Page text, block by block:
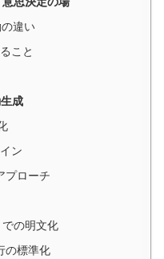
違い
こと
成
ン
プローチ
の明文化
の標準化